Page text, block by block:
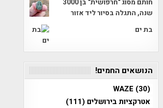
חותם מסוג "חרפושית" בן 3000
שנה, התגלה בסיור ליד אזור
בת ים
הנושאים החמים!
WAZE (30)
אטרקציות בירושלים (111)